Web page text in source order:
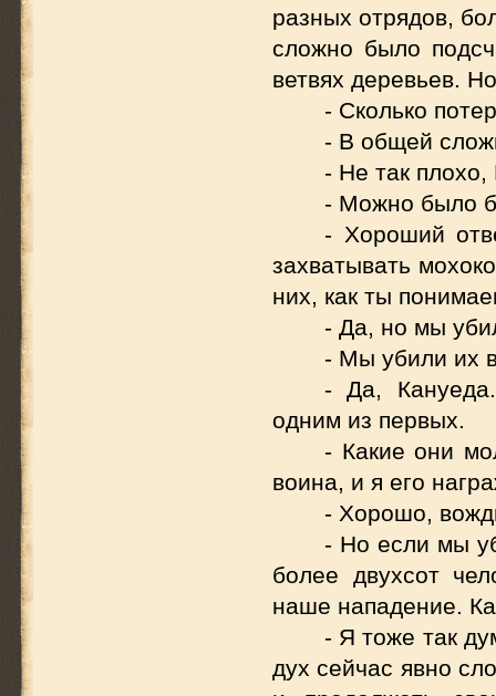
разных отрядов,
сложно было
ветвях деревьев.
- Сколько
- В общей
- Не так
- Можно было
- Хороший
захватывать
них, как ты
- Да, но мы
- Мы убили их
- Да,
одним из первых.
- Какие они
воина, и я его
- Хорошо,
- Но если мы
более двухсот
наше нападение.
- Я тоже так
дух сейчас явно